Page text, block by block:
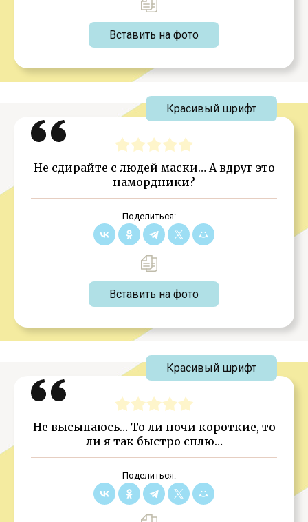
Вставить на фото
Не сдирайте с людей маски… А вдруг это
намордники?
Поделиться:
Вставить на фото
Красивый шрифт
Не высыпаюсь… То ли ночи короткие, то
ли я так быстро сплю…
Поделиться:
Красивый шрифт